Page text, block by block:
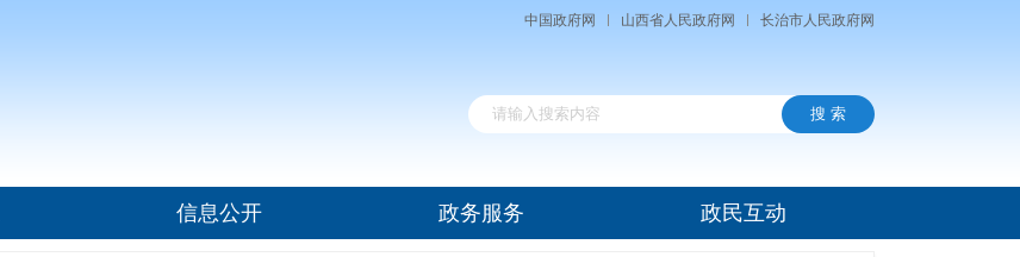
中国政府网 山西省人民政府网 长治市人民政府网
信息公开 政务服务 政民互动